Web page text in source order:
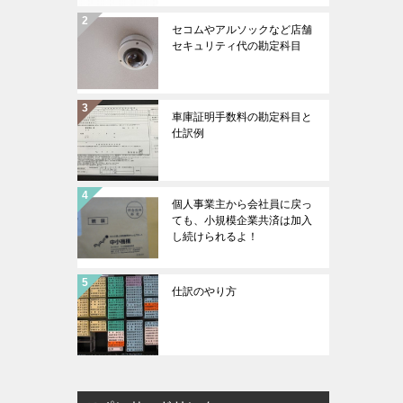
セコムやアルソックなど店舗
セキュリティ代の勘定科目
車庫証明手数料の勘定科目と
仕訳例
個人事業主から会社員に戻っ
ても、小規模企業共済は加入
し続けられるよ！
仕訳のやり方